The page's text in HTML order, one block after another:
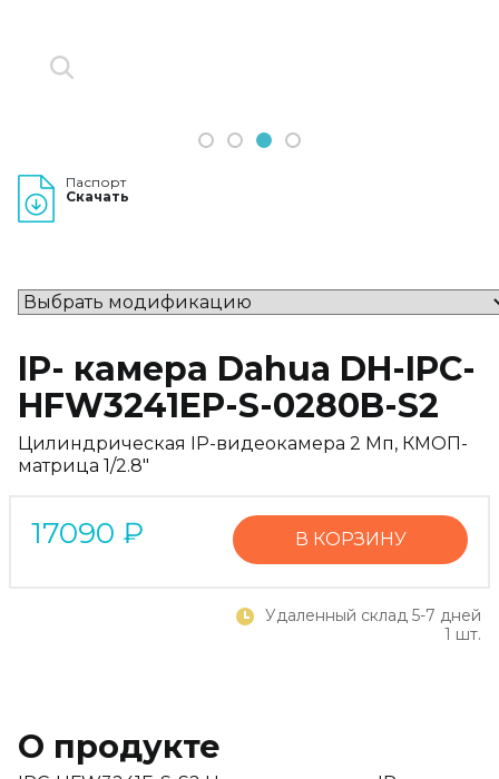
1 2 3 4
Паспорт
Скачать
IP- камера Dahua DH-IPC-
HFW3241EP-S-0280B-S2
Цилиндрическая IP-видеокамера 2 Мп, КМОП-
матрица 1/2.8"
17090 ₽ В КОРЗИНУ
Удаленный склад 5-7 дней
1 шт.
О продукте